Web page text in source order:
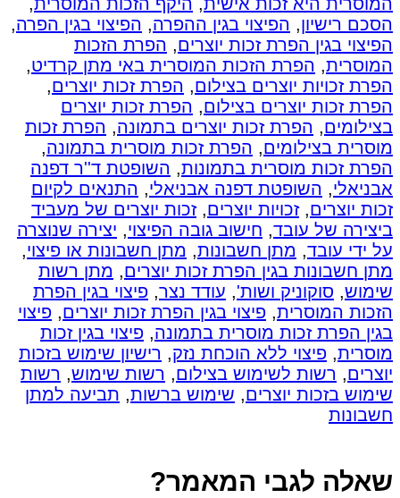
המוסרית היא זכות אישית, היקף הזכות המוסרית,
הסכם רישיון, הפיצוי בגין ההפרה, הפיצוי בגין הפרה,
הפיצוי בגין הפרת זכות יוצרים, הפרת הזכות
המוסרית, הפרת הזכות המוסרית באי מתן קרדיט,
הפרת זכויות יוצרים בצילום, הפרת זכות יוצרים,
הפרת זכות יוצרים בצילום, הפרת זכות יוצרים
בצילומים, הפרת זכות יוצרים בתמונה, הפרת זכות
מוסרית בצילומים, הפרת זכות מוסרית בתמונה,
הפרת זכות מוסרית בתמונות, השופטת ד''ר דפנה
אבניאלי, השופטת דפנה אבניאלי, התנאים לקיום
זכות יוצרים,זכויות יוצרים,זכות יוצרים של מעביד
ביצירה של עובד, חישוב גובה הפיצוי, יצירה שנוצרה
על ידי עובד, מתן חשבונות, מתן חשבונות או פיצוי,
מתן חשבונות בגין הפרת זכות יוצרים, מתן רשות
שימוש, סוקוניק ושות', עודד נצר, פיצוי בגין הפרת
הזכות המוסרית, פיצוי בגין הפרת זכות יוצרים, פיצוי
בגין הפרת זכות מוסרית בתמונה, פיצוי בגין זכות
מוסרית, פיצוי ללא הוכחת נזק, רישיון שימוש בזכות
יוצרים, רשות לשימוש בצילום, רשות שימוש, רשות
שימוש בזכות יוצרים, שימוש ברשות, תביעה למתן
חשבונות
שאלה לגבי המאמר?